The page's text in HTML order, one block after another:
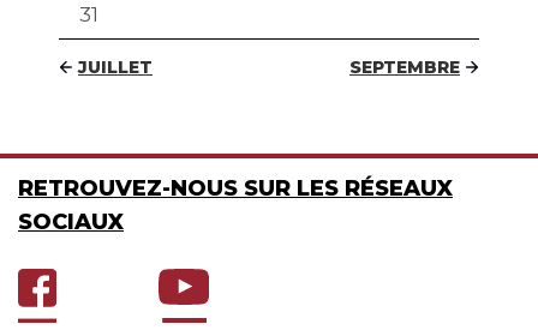
31
JUILLET SEPTEMBRE
RETROUVEZ-NOUS SUR LES RÉSEAUX
SOCIAUX